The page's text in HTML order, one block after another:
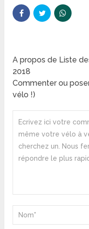
A propos de Liste
2018
Commenter ou
vélo !)